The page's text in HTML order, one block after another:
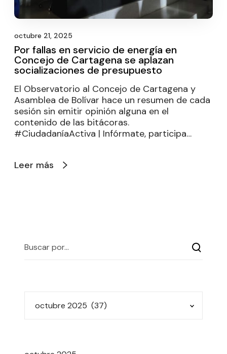
octubre 21, 2025
Por fallas en servicio de energía en
Concejo de Cartagena se aplazan
socializaciones de presupuesto
El Observatorio al Concejo de Cartagena y
Asamblea de Bolívar hace un resumen de cada
sesión sin emitir opinión alguna en el
contenido de las bitácoras.
#CiudadaníaActiva | Infórmate, participa…
Leer más